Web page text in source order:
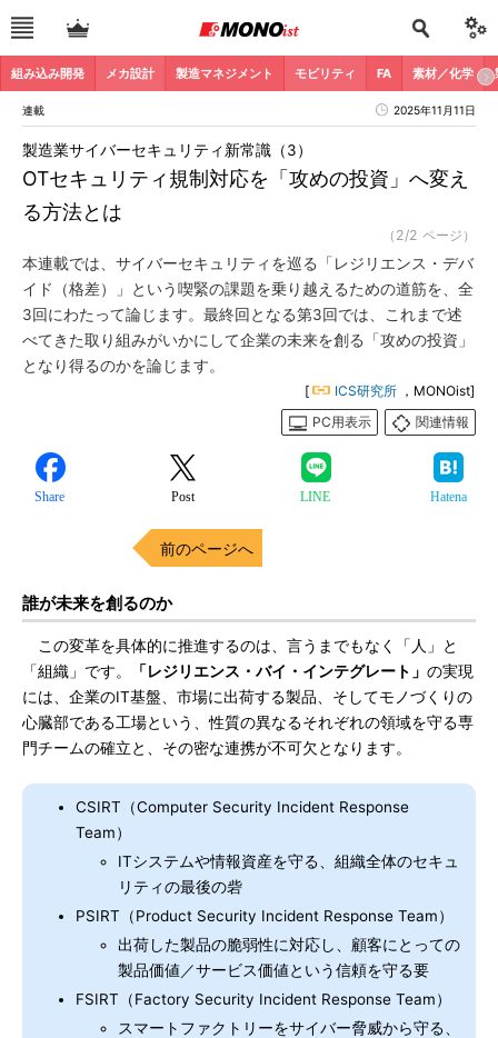
組み込み開発 メカ設計 製造マネジメント モビリティ FA 素材／化学
連載 2025年11月11日
OTセキュリティ規制対応を「攻めの投資」へ変え
る方法とは
製造業サイバーセキュリティ新常識（3）
（2/2 ページ）
本連載では、サイバーセキュリティを巡る「レジリエンス・デバ
イド（格差）」という喫緊の課題を乗り越えるための道筋を、全
3回にわたって論じます。最終回となる第3回では、これまで述
べてきた取り組みがいかにして企業の未来を創る「攻めの投資」
となり得るのかを論じます。
[ ICS研究所 ，MONOist]
PC用表示
関連情報
Share Post LINE Hatena
前のページへ
誰が未来を創るのか
この変革を具体的に推進するのは、言うまでもなく「人」と
「組織」です。
「レジリエンス・バイ・インテグレート」 の実現
には、企業のIT基盤、市場に出荷する製品、そしてモノづくりの
心臓部である工場という、性質の異なるそれぞれの領域を守る専
門チームの確立と、その密な連携が不可欠となります。
CSIRT（Computer Security Incident Response
Team）
ITシステムや情報資産を守る、組織全体のセキュ
リティの最後の砦
PSIRT（Product Security Incident Response Team）
出荷した製品の脆弱性に対応し、顧客にとっての
製品価値／サービス価値という信頼を守る要
FSIRT（Factory Security Incident Response Team）
スマートファクトリーをサイバー脅威から守る、